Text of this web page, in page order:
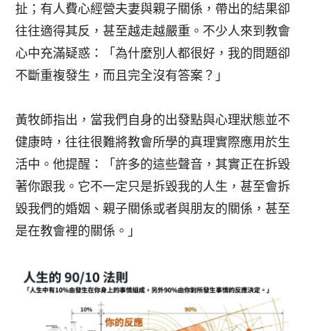
扯；有人費心經營夫妻與親子關係，帶出的結果卻
往往適得其反，甚至越走越嚴重。不少人來到教會
心中充滿疑惑：「為什麼別人都很好，我的問題卻
不斷重複發生，而且完全沒有答案？」
黃牧師指出，當我們自身的出發點與心理狀態並不
健康時，往往很難將教會所學的真理實際應用於生
活中。他提醒：「許多的這些聲音，其實正在拆毀
著你跟我。它不一定只是拆毀我的人生，甚至會拆
毀我們的婚姻、親子關係或者與朋友的關係，甚至
是在教會裡的關係。」